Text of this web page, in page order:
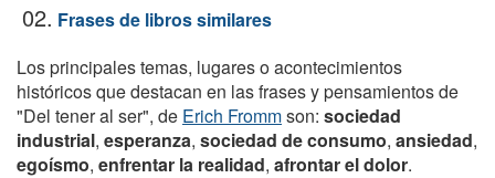
02. Frases de libros similares
Los principales temas, lugares o acontecimientos
históricos que destacan en las frases y pensamientos de
"Del tener al ser", de Erich Frommson: sociedad
industrial, esperanza, sociedad de consumo, ansiedad,
egoísmo, enfrentar la realidad, afrontar el dolor.